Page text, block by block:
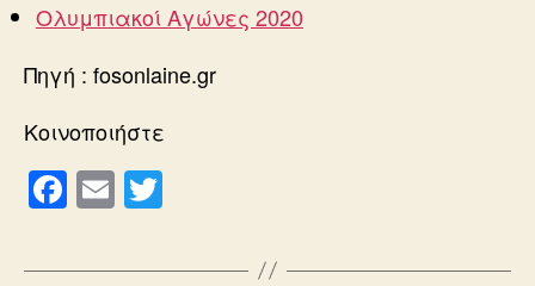
Ολυμπιακοί Αγώνες 2020
Πηγή : fosonlaine.gr
Κοινοποιήστε
F
a
c
E
m
ailtt